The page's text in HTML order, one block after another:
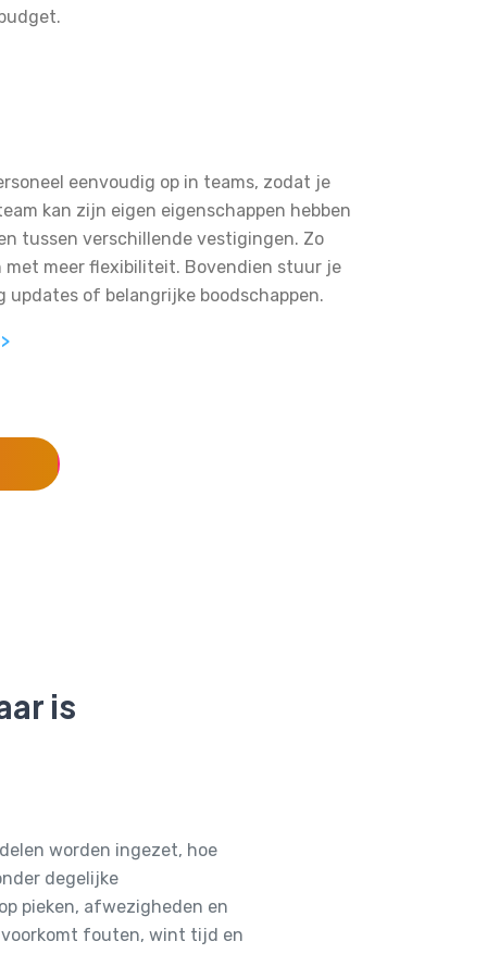
eenvoudig op in teams, zodat je
kan zijn eigen eigenschappen hebben
tussen verschillende vestigingen. Zo
met meer flexibiliteit. Bovendien stuur je
updates of belangrijke boodschappen.
is
worden ingezet, hoe
degelijke
pieken, afwezigheden en
voorkomt fouten, wint tijd en